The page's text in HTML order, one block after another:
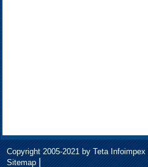
Copyright 2005-2021 by Teta Infoimpex |
Sitemap|